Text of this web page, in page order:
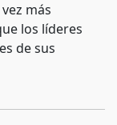
más
los líderes
de sus